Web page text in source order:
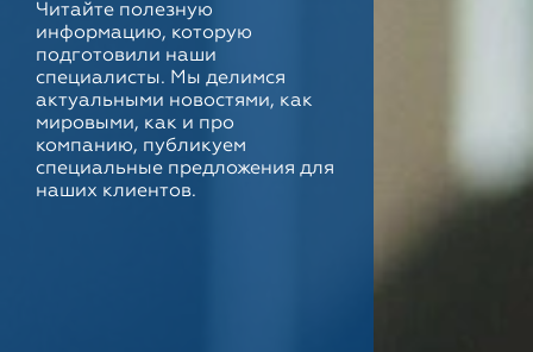
Читайте полезную
информацию, которую
подготовили наши
специалисты. Мы делимся
актуальными новостями, как
мировыми, как и про
компанию, публикуем
специальные предложения для
наших клиентов.